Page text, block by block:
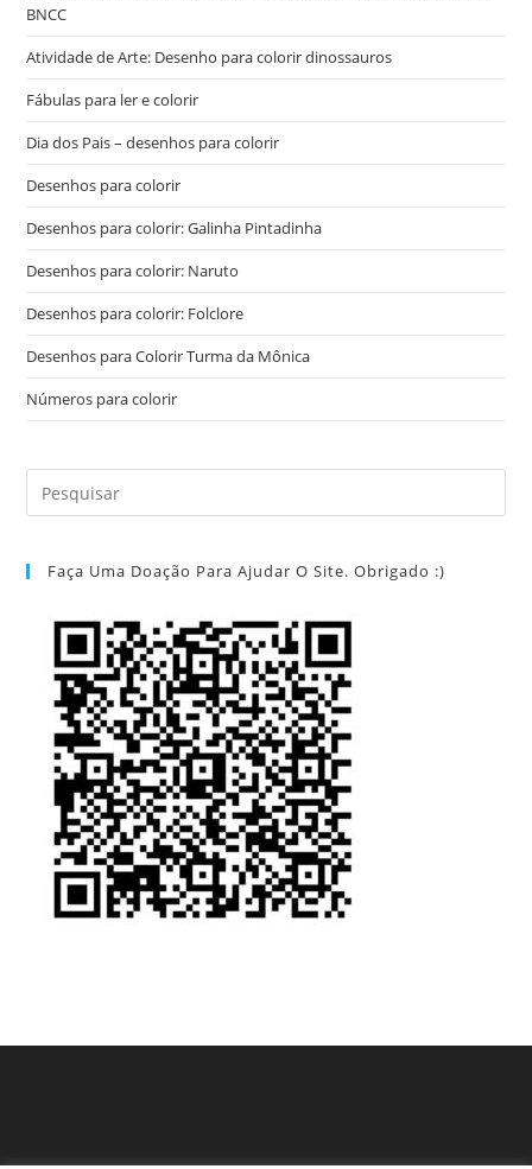
BNCC
Atividade de Arte: Desenho para colorir dinossauros
Fábulas para ler e colorir
Dia dos Pais – desenhos para colorir
Desenhos para colorir
Desenhos para colorir: Galinha Pintadinha
Desenhos para colorir: Naruto
Desenhos para colorir: Folclore
Desenhos para Colorir Turma da Mônica
Números para colorir
Faça Uma Doação Para Ajudar O Site. Obrigado :)